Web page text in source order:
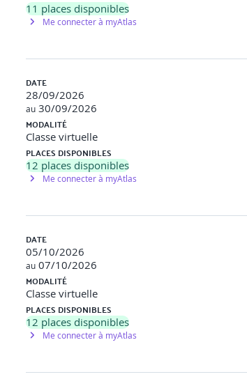
préparation à l’examen
à jour des traitements
d’applicabilité
de questions/réponses
11 places disponibles
Me connecter à myAtlas
DATE
28/09/2026
au 30/09/2026
MODALITÉ
Classe virtuelle
PLACES DISPONIBLES
12 places disponibles
Me connecter à myAtlas
DATE
05/10/2026
au 07/10/2026
MODALITÉ
Classe virtuelle
PLACES DISPONIBLES
12 places disponibles
Me connecter à myAtlas